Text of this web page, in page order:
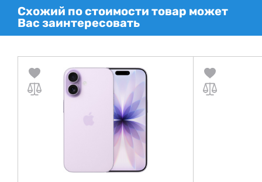
Схожий по стоимости товар может
Вас заинтересовать